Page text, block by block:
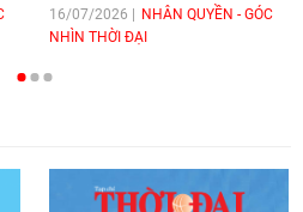
hữu nghị giữa các dân tộc"
Đại sứ Hungary tại Việt Nam
Nhân dân Việt Nam luôn trân
tình cảm của nước Nga
16/07/2026
NHÂN QUYỀN - GÓC
NHÌN THỜI ĐẠI